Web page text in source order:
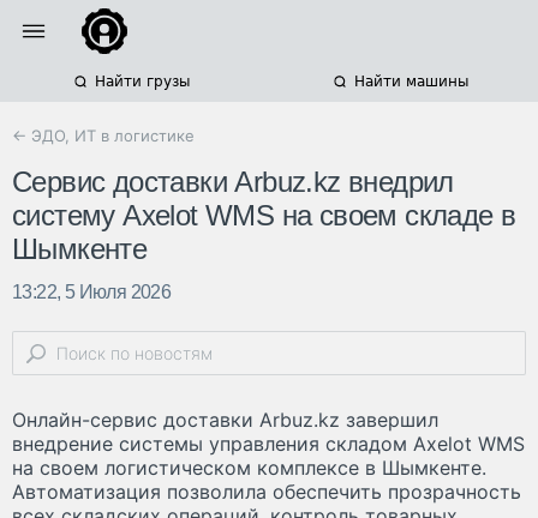
Найти грузы Найти машины
← ЭДО, ИТ в логистике
Сервис доставки Arbuz.kz внедрил
систему Axelot WMS на своем складе в
Шымкенте
13:22, 5 Июля 2026
Онлайн-сервис доставки Arbuz.kz завершил
внедрение системы управления складом Axelot WMS
на своем логистическом комплексе в Шымкенте.
Автоматизация позволила обеспечить прозрачность